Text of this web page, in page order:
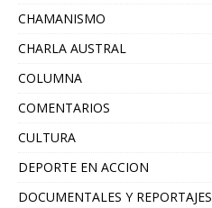
CHAMANISMO
CHARLA AUSTRAL
COLUMNA
COMENTARIOS
CULTURA
DEPORTE EN ACCION
DOCUMENTALES Y REPORTAJES